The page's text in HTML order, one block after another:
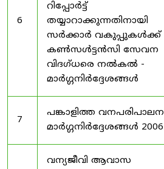
6
റിപ്പോർട്ട്
തയ്യാറാക്കുന്നതിനായി
സർക്കാർ വകുപ്പുകൾക്ക്
കൺസൾട്ടൻസി സേവന
വിദഗ്ധരെ നൽകൽ -
മാർഗ്ഗനിർദ്ദേശങ്ങൾ
7
പങ്കാളിത്ത വനപരിപാലന
മാർഗ്ഗനിർദ്ദേശങ്ങൾ 2006
വന്യജീവി ആവാസ